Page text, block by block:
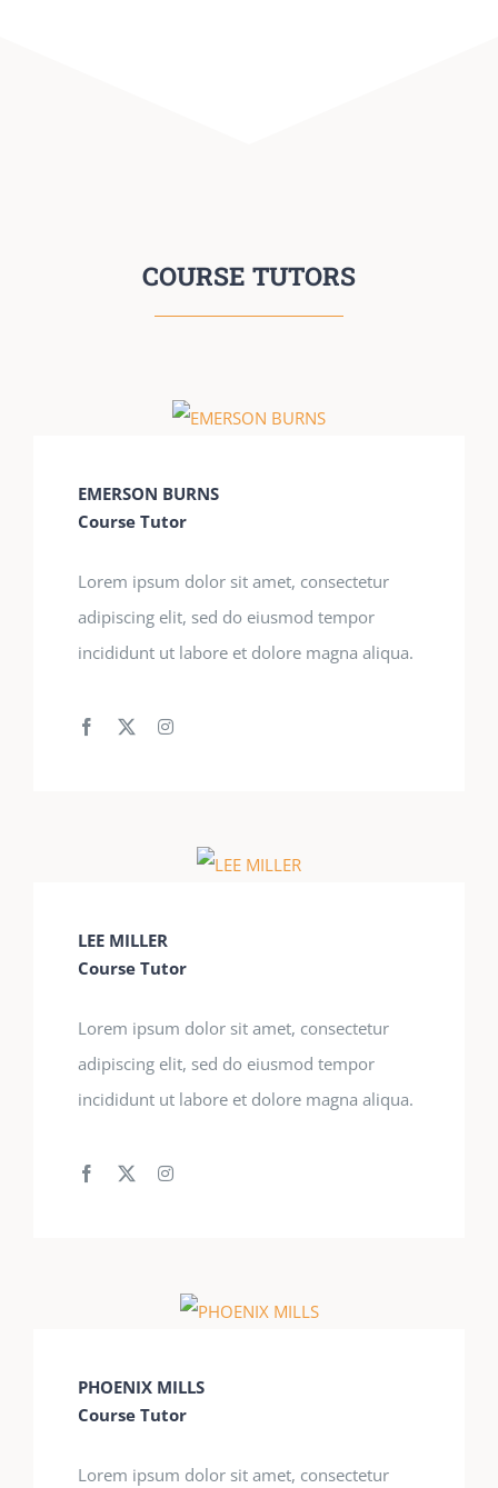
COURSE TUTORS
EMERSON BURNS
Course Tutor
Lorem ipsum dolor sit amet, consectetur
adipiscing elit, sed do eiusmod tempor
incididunt ut labore et dolore magna aliqua.
LEE MILLER
Course Tutor
Lorem ipsum dolor sit amet, consectetur
adipiscing elit, sed do eiusmod tempor
incididunt ut labore et dolore magna aliqua.
PHOENIX MILLS
Course Tutor
Lorem ipsum dolor sit amet, consectetur